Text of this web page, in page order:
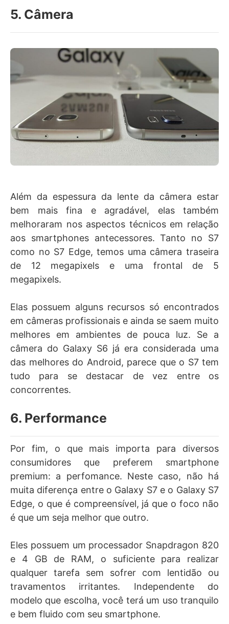
5. Câmera
Além da espessura da lente da câmera estar
bem mais fina e agradável, elas também
melhoraram nos aspectos técnicos em relação
aos smartphones antecessores. Tanto no S7
como no S7 Edge, temos uma câmera traseira
de 12 megapixels e uma frontal de 5
megapixels.
Elas possuem alguns recursos só encontrados
em câmeras profissionais e ainda se saem muito
melhores em ambientes de pouca luz. Se a
câmera do Galaxy S6 já era considerada uma
das melhores do Android, parece que o S7 tem
tudo para se destacar de vez entre os
concorrentes.
6. Performance
Por fim, o que mais importa para diversos
consumidores que preferem smartphone
premium: a perfomance. Neste caso, não há
muita diferença entre o Galaxy S7 e o Galaxy S7
Edge, o que é compreensível, já que o foco não
é que um seja melhor que outro.
Eles possuem um processador Snapdragon 820
e 4 GB de RAM, o suficiente para realizar
qualquer tarefa sem sofrer com lentidão ou
travamentos irritantes. Independente do
modelo que escolha, você terá um uso tranquilo
e bem fluido com seu smartphone.